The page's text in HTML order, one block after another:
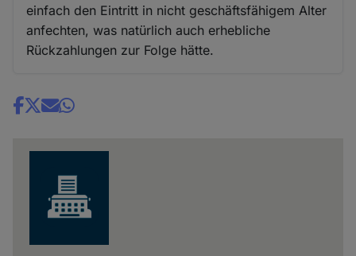
einfach den Eintritt in nicht geschäftsfähigem Alter
anfechten, was natürlich auch erhebliche
Rückzahlungen zur Folge hätte.
Share